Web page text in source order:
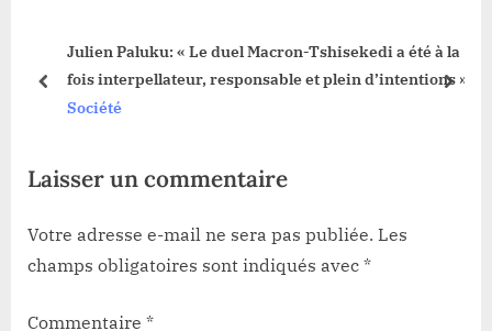
t
t
:
Julien Paluku: « Le duel Macron-Tshisekedi a été à la
fois interpellateur, responsable et plein d’intentions »
Société
prev next
Laisser un commentaire
Votre adresse e-mail ne sera pas publiée. Les
champs obligatoires sont indiqués avec *
Commentaire *